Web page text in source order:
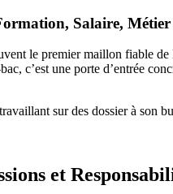
Salaire, Métier
le premier maillon fiable
c’est une porte d’entrée
et